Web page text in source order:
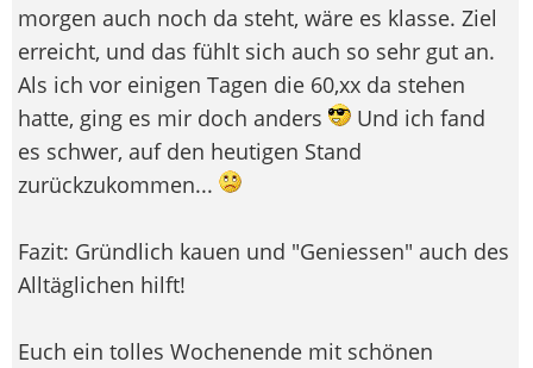
morgen auch noch da steht, wäre es klasse. Ziel
erreicht, und das fühlt sich auch so sehr gut an.
Als ich vor einigen Tagen die 60,xx da stehen
hatte, ging es mir doch anders
Und ich fand
es schwer, auf den heutigen Stand
zurückzukommen...
Fazit: Gründlich kauen und "Geniessen" auch des
Alltäglichen hilft!
Euch ein tolles Wochenende mit schönen